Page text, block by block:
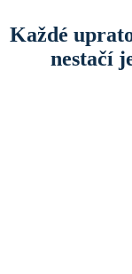
Každé
nestačí